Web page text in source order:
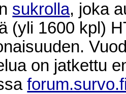
sukrolla, joka
(yli 1600 kpl)
on jatkettu